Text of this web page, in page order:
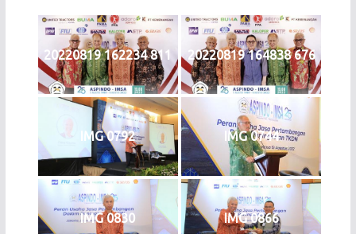
20220819 162234 811 20220819 164838 676
IMG 0792 IMG 0744
IMG 0830 IMG 0866